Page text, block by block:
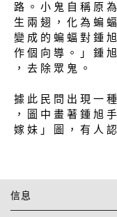
路 。 小 鬼 自 稱 原
生 兩 翅 ， 化 為 蝙
變 成 的 蝙 蝠 對 鍾
作 個 向 導 。 」 鍾
， 去 除 眾 鬼 。
據 此 民 問 出 現 一
， 圖 中 畫 著 鍾 旭
嫁 妹 」 圖 ， 有 人
信息